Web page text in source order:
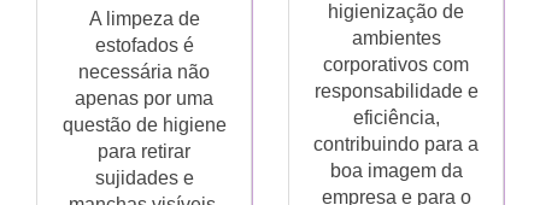
A limpeza de
estofados é
necessária não
apenas por uma
questão de higiene
para retirar
sujidades e
higienização de
ambientes
corporativos com
responsabilidade e
eficiência,
contribuindo para a
boa imagem da
empresa e para o